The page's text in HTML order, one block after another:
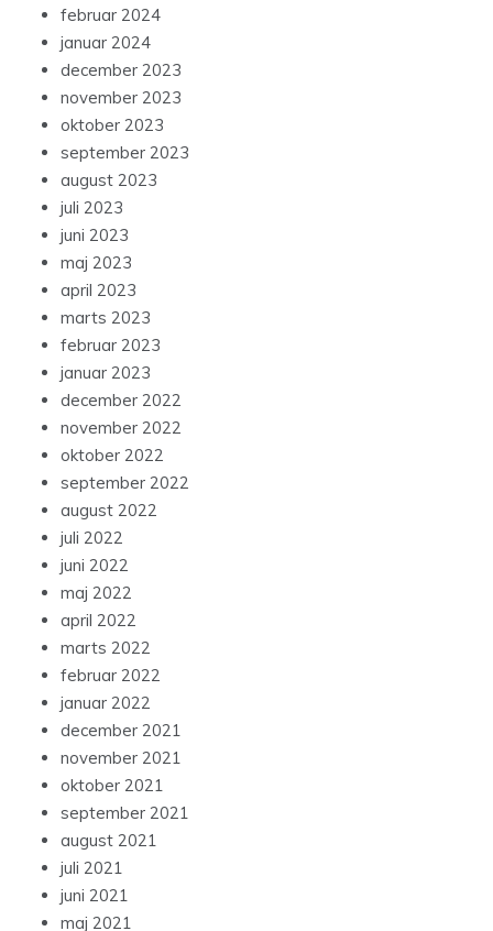
februar 2024
januar 2024
december 2023
november 2023
oktober 2023
september 2023
august 2023
juli 2023
juni 2023
maj 2023
april 2023
marts 2023
februar 2023
januar 2023
december 2022
november 2022
oktober 2022
september 2022
august 2022
juli 2022
juni 2022
maj 2022
april 2022
marts 2022
februar 2022
januar 2022
december 2021
november 2021
oktober 2021
september 2021
august 2021
juli 2021
juni 2021
maj 2021